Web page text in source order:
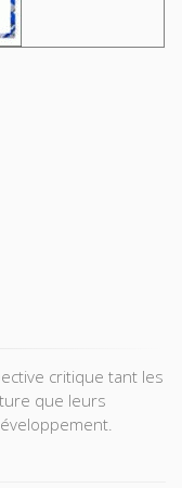
critique tant les
que leurs